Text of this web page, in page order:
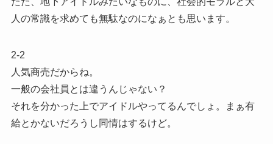
人の常識を求めても無駄なのになぁとも思います。
2-2
人気商売だからね。
一般の会社員とは違うんじゃない？
それを分かった上でアイドルやってるんでしょ。まぁ有
給とかないだろうし同情はするけど。